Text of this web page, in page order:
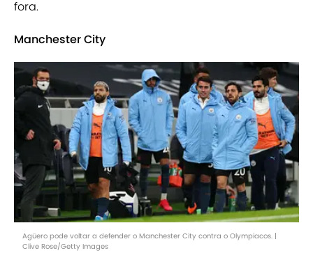
fora.
Manchester City
Agüero pode voltar a defender o Manchester City contra o Olympiacos. |
Clive Rose/Getty Images